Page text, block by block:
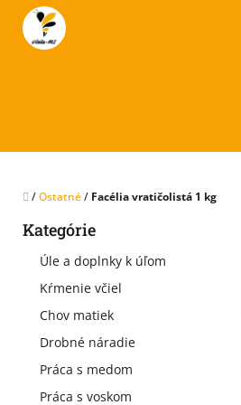
Domov
/Ostatné/ Facélia vratičolistá 1 kg
Preskočiť
Kategórie
Úle a doplnky k úľom
Kŕmenie včiel
Chov matiek
Drobné náradie
Práca s medom
Práca s voskom